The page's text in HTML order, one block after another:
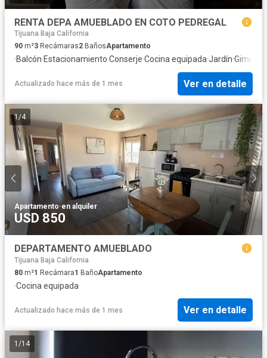
RENTA DEPA AMUEBLADO EN COTO PEDREGAL
Tijuana Baja California
90 m²3 Recámaras2 BañosApartamento
·Balcón·Estacionamiento·Conserje·Cocina equipada·Jardín·
Actualizado hace más de 1 mes Ver en detalle
1 /4
Apartamento·en alquiler
USD 850
DEPARTAMENTO AMUEBLADO
Tijuana Baja California
80 m²1 Recámara1 BañoApartamento
·Cocina equipada
Actualizado hace más de 1 mes Ver en detalle
1 /14